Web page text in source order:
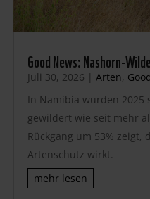
Good News: Nashorn-
Juli 30, 2026 | Arten,
In Namibia wurden 2025
gewildert wie seit mehr
Rückgang um 53% zeigt,
Artenschutz wirkt.
mehr lesen